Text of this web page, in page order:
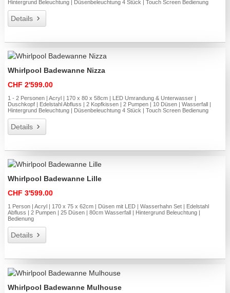
Hintergrund Beleuchtung | Düsenbeleuchtung 4 Stück | Touch Screen Bedienung
Details
Whirlpool Badewanne Nizza
CHF 2'599.00
1 - 2 Personen | Acryl | 170 x 80 x 58cm | LED Umrandung & Unterwasser |
Duschkopf | Edelstahl Abfluss | 2 Kopfkissen | 2 Pumpen | 10 Düsen | Wasserfall |
Hintergrund Beleuchtung | Düsenbeleuchtung 4 Stück | Touch Screen Bedienung
Details
Whirlpool Badewanne Lille
CHF 3'599.00
1 Person | Acryl | 170 x 75 x 62cm | Düsen mit LED | Wasserhahn Set | Edelstahl
Abfluss | 2 Pumpen | 25 Düsen | 80cm Wasserfall | Hintergrund Beleuchtung |
Bedienung
Details
Whirlpool Badewanne Mulhouse